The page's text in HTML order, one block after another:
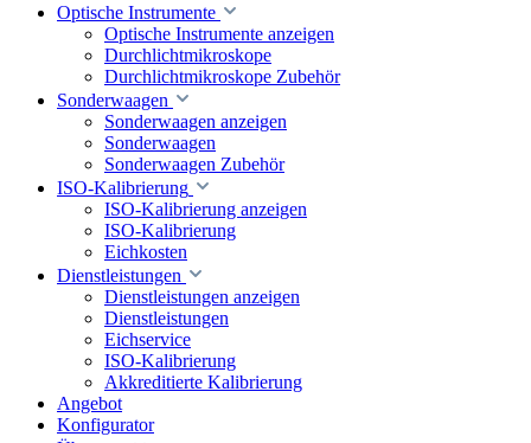
Optische Instrumente
Optische Instrumente anzeigen
Durchlichtmikroskope
Durchlichtmikroskope Zubehör
Sonderwaagen
Sonderwaagen anzeigen
Sonderwaagen
Sonderwaagen Zubehör
ISO-Kalibrierung
ISO-Kalibrierung anzeigen
ISO-Kalibrierung
Eichkosten
Dienstleistungen
Dienstleistungen anzeigen
Dienstleistungen
Eichservice
ISO-Kalibrierung
Akkreditierte Kalibrierung
Angebot
Konfigurator